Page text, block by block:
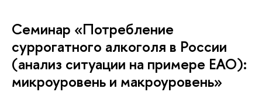
Семинар «Потребление
суррогатного алкоголя в России
(анализ ситуации на примере ЕАО):
микроуровень и макроуровень»